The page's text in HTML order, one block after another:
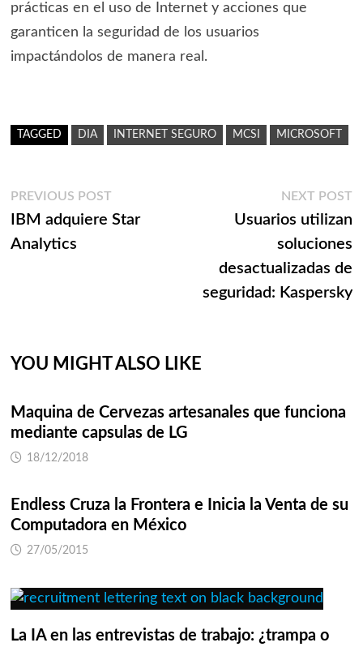
prácticas en el uso de Internet y acciones que
garanticen la seguridad de los usuarios
impactándolos de manera real.
TAGGED DIA INTERNET SEGURO MCSI MICROSOFT
Navegación
de
PREVIOUS POSTPrevious
post:
IBM adquiere Star
Analytics
NEXT POST
Usuarios utilizan
soluciones
desactualizadas de
seguridad: Kaspersky
YOU MIGHT ALSO LIKE
Maquina de Cervezas artesanales que funciona
mediante capsulas de LG
18/12/2018
Endless Cruza la Frontera e Inicia la Venta de su
Computadora en México
27/05/2015
La IA en las entrevistas de trabajo: ¿trampa o